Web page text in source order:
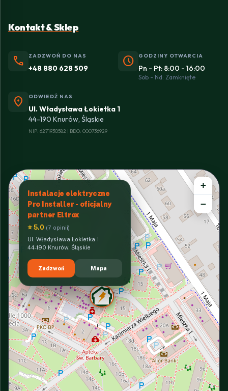
Kontakt & Sklep
phone ZADZWOŃ DO NAS
+48 880 628 509 schedule GODZINY OTWARCIA
Pn - Pt: 8:00 - 16:00
Sob - Nd: Zamknięte
location_on ODWIEDŹ NAS
Ul. Władysława Łokietka 1
44-190 Knurów, Śląskie
NIP: 6271930582 | BDO: 000736929
Instalacje elektryczne
Pro Installer - oficjalny
partner Eltrox
⭐ 5.0 (7 opinii)
Ul. Władysława Łokietka 1
44-190 Knurów, Śląskie
Zadzwoń Mapa
+
−